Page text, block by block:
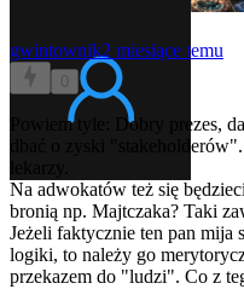
gwintownik2 miesiące temu
0
Powiem tyle: Dobry prezes,
dbać o zyski
Na adwokatów też się
bronią np. Majtczaka? Taki
Jeżeli faktycznie ten pan mija
logiki, to należy go
przekazem do "ludzi". Co z